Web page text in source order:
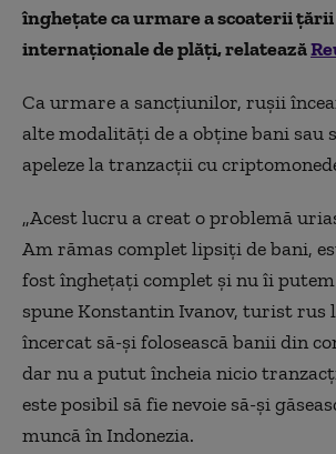
înghețate ca urmare a scoaterii
internaționale de plăți, relatează
Ca urmare a sancțiunilor, rușii
alte modalități de a obține bani sau
apeleze la tranzacții cu
„Acest lucru a creat o problemă
Am rămas complet lipsiți de bani,
fost înghețați complet și nu îi putem
spune Konstantin Ivanov, turist rus
încercat să-și folosească banii din
dar nu a putut încheia nicio
este posibil să fie nevoie să-și
muncă în Indonezia.